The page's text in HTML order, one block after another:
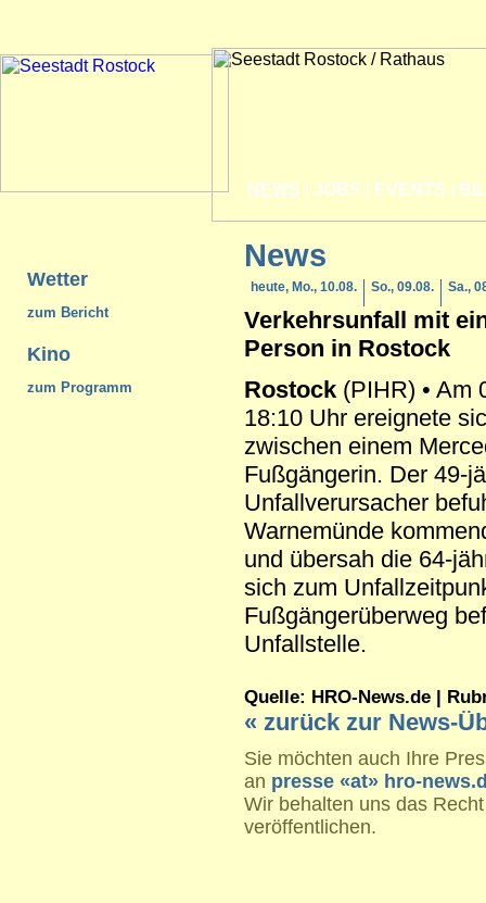
NEWS JOBS EVENTS
Wetter
zum Bericht
Kino
zum Programm
News
heute, Mo., 10.08. So., 09.08. Sa.,
Verkehrsunfall mit
Person in Rostock
Rostock (PIHR) • Am
18:10 Uhr ereignete
zwischen einem
Fußgängerin. Der 49-
Unfallverursacher
Warnemünde
und übersah die 64-
sich zum
Fußgängerüberweg
Unfallstelle.
Quelle: HRO-News.de |
« zurück zur News-
Sie möchten auch Ihre
an presse «at» hro-
Wir behalten uns das
veröffentlichen.